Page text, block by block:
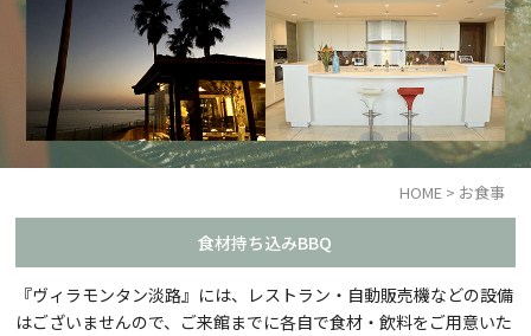
HOME> お食事
食材持ち込みBBQ
『ヴィラモンタン淡路』には、レストラン・自動販売機などの設備
はございませんので、ご来館までに各自で食材・飲料をご用意いた